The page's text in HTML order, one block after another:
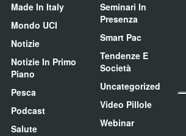
Made In Italy
Mondo UCI
Notizie
Notizie In Primo
Piano
Pesca
Podcast
Salute
Seminari In
Presenza
Smart Pac
Tendenze E
Società
Uncategorized
Video Pillole
Webinar